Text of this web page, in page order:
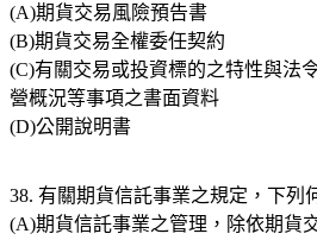
(A)期貨交易風險預告書
(B)期貨交易全權委任契約
(C)有關交易或投資標的之特性與法
營概況等事項之書面資料
(D)公開說明書
38. 有關期貨信託事業之規定，下列
(A)期貨信託事業之管理，除依期貨